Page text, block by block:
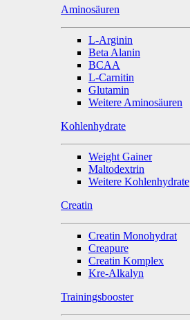
Aminosäuren
L-Arginin
Beta Alanin
BCAA
L-Carnitin
Glutamin
Weitere Aminosäuren
Kohlenhydrate
Weight Gainer
Maltodextrin
Weitere Kohlenhydrate
Creatin
Creatin Monohydrat
Creapure
Creatin Komplex
Kre-Alkalyn
Trainingsbooster